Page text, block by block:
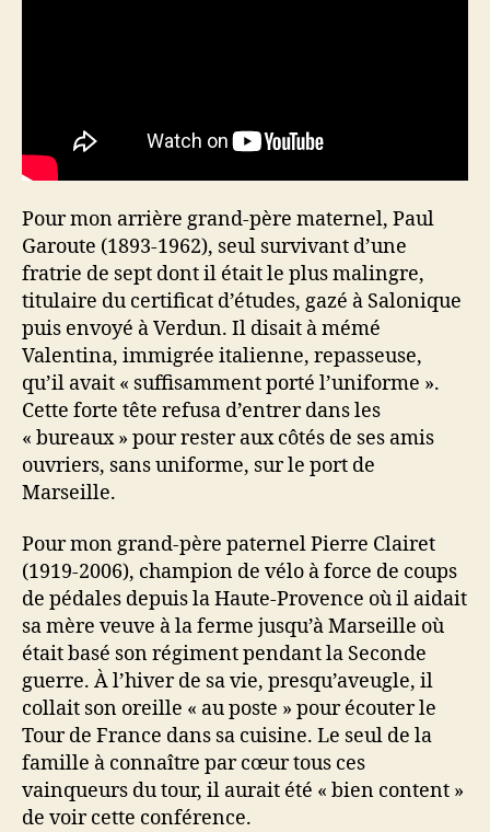
Pour mon arrière grand-père maternel, Paul
Garoute (1893-1962), seul survivant d’une
fratrie de sept dont il était le plus malingre,
titulaire du certificat d’études, gazé à Salonique
puis envoyé à Verdun. Il disait à mémé
Valentina, immigrée italienne, repasseuse,
qu’il avait « suffisamment porté l’uniforme ».
Cette forte tête refusa d’entrer dans les
« bureaux » pour rester aux côtés de ses amis
ouvriers, sans uniforme, sur le port de
Marseille.
Pour mon grand-père paternel Pierre Clairet
(1919-2006), champion de vélo à force de coups
de pédales depuis la Haute-Provence où il aidait
sa mère veuve à la ferme jusqu’à Marseille où
était basé son régiment pendant la Seconde
guerre. À l’hiver de sa vie, presqu’aveugle, il
collait son oreille « au poste » pour écouter le
Tour de France dans sa cuisine. Le seul de la
famille à connaître par cœur tous ces
vainqueurs du tour, il aurait été « bien content »
de voir cette conférence.